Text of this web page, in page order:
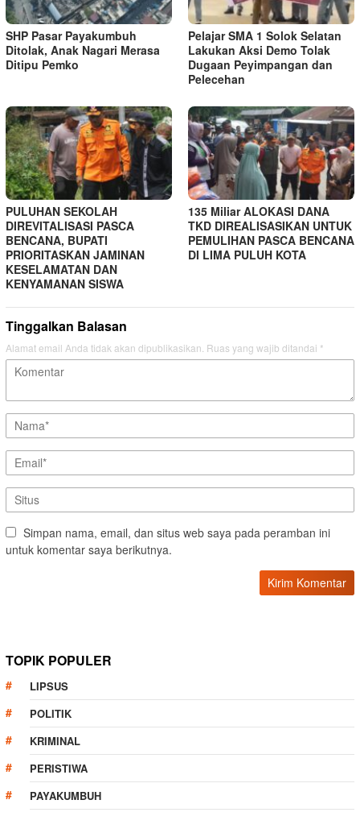
SHP Pasar Payakumbuh
Ditolak, Anak Nagari Merasa
Ditipu Pemko
Pelajar SMA 1 Solok Selatan
Lakukan Aksi Demo Tolak
Dugaan Peyimpangan dan
Pelecehan
PULUHAN SEKOLAH
DIREVITALISASI PASCA
BENCANA, BUPATI
PRIORITASKAN JAMINAN
KESELAMATAN DAN
KENYAMANAN SISWA
135 Miliar ALOKASI DANA
TKD DIREALISASIKAN UNTUK
PEMULIHAN PASCA BENCANA
DI LIMA PULUH KOTA
Tinggalkan Balasan
Alamat email Anda tidak akan dipublikasikan. Ruas yang wajib ditandai *
Simpan nama, email, dan situs web saya pada peramban ini
untuk komentar saya berikutnya.
TOPIK POPULER
LIPSUS
POLITIK
KRIMINAL
PERISTIWA
PAYAKUMBUH